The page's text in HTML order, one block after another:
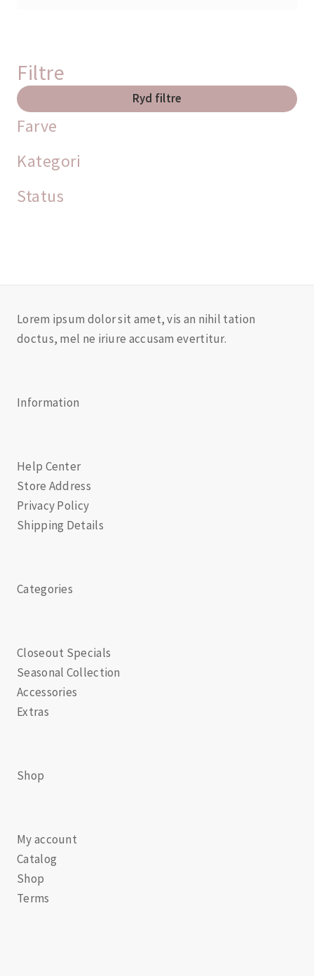
Filtre
Ryd filtre
Farve
Kategori
Status
Lorem ipsum dolor sit amet, vis an nihil tation
doctus, mel ne iriure accusam evertitur.
Information
Help Center
Store Address
Privacy Policy
Shipping Details
Categories
Closeout Specials
Seasonal Collection
Accessories
Extras
Shop
My account
Catalog
Shop
Terms